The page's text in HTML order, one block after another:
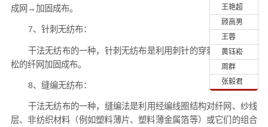
王艳超
顾高男
王蓉
黄钰崧
周群
张毅君
成网→加固成布。
7、针刺无纺布：
干法无纺布的一种，针刺无纺布是利用刺针的穿刺作用，将蓬
松的纤网加固成布。
8、缝编无纺布：
干法无纺布的一种，缝编法是利用经编线圈结构对纤网、纱线
层、非纺织材料（例如塑料薄片、塑料薄金属箔等）或它们的组合